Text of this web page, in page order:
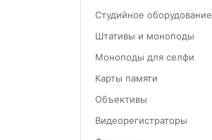
Студийное оборудование
Штативы и моноподы
Моноподы для селфи
Карты памяти
Объективы
Видеорегистраторы